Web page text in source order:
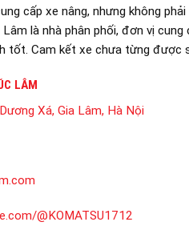
cấp xe nâng, nhưng không
là nhà phân phối, đơn vị
tốt. Cam kết xe chưa từng được
LÂM
Xá, Gia Lâm, Hà Nội
@KOMATSU1712